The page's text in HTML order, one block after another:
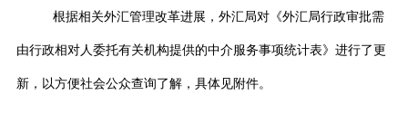
根据相关外汇管理改革进展，外汇局对《外汇局行政审批需
由行政相对人委托有关机构提供的中介服务事项统计表》进行了更
新，以方便社会公众查询了解，具体见附件。